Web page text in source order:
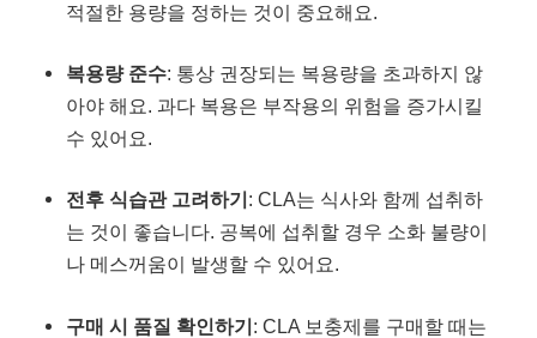
적절한 용량을 정하는 것이 중요해요.
복용량 준수: 통상 권장되는 복용량을 초과하지 않
아야 해요. 과다 복용은 부작용의 위험을 증가시킬
수 있어요.
전후 식습관 고려하기 : CLA는 식사와 함께 섭취하
는 것이 좋습니다. 공복에 섭취할 경우 소화 불량이
나 메스꺼움이 발생할 수 있어요.
구매 시 품질 확인하기: CLA 보충제를 구매할 때는